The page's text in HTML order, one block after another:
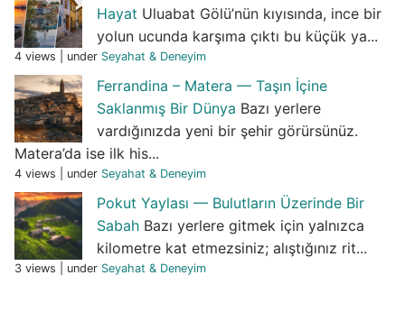
Hayat Uluabat Gölü’nün kıyısında, ince bir
yolun ucunda karşıma çıktı bu küçük ya...
4 views under Seyahat & Deneyim
Ferrandina – Matera — Taşın İçine
Saklanmış Bir Dünya Bazı yerlere
vardığınızda yeni bir şehir görürsünüz.
Matera’da ise ilk his...
4 views under Seyahat & Deneyim
Pokut Yaylası — Bulutların Üzerinde Bir
Sabah Bazı yerlere gitmek için yalnızca
kilometre kat etmezsiniz; alıştığınız rit...
3 views under Seyahat & Deneyim